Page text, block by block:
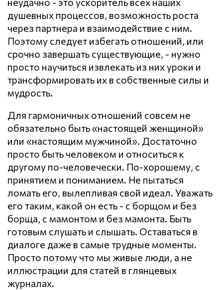
душевных процессов, возможность роста
через партнера и взаимодействие с ним.
Поэтому следует избегать отношений, или
срочно завершать существующие, - нужно
просто научиться извлекать из них уроки и
трансформировать их в собственные силы и
мудрость.
Для гармоничных отношений совсем не
обязательно быть «настоящей женщиной»
или «настоящим мужчиной». Достаточно
просто быть человеком и относиться к
другому по-человечески. По-хорошему, с
принятием и пониманием. Не пытаться
ломать его, вылепливая свой идеал. Уважать
его таким, какой он есть - с борщом и без
борща, с мамонтом и без мамонта. Быть
готовым слушать и слышать. Оставаться в
диалоге даже в самые трудные моменты.
Просто потому что мы живые люди, а не
иллюстрации для статей в глянцевых
журналах.